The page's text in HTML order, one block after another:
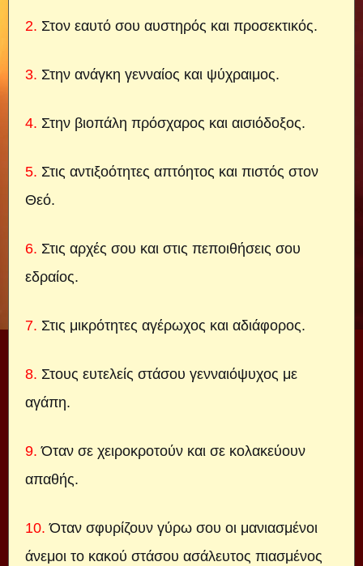
2. Στον εαυτό σου αυστηρός και προσεκτικός.
3. Στην ανάγκη γενναίος και ψύχραιμος.
4. Στην βιοπάλη πρόσχαρος και αισιόδοξος.
5. Στις αντιξοότητες απτόητος και πιστός στον
Θεό.
6. Στις αρχές σου και στις πεποιθήσεις σου
εδραίος.
7. Στις μικρότητες αγέρωχος και αδιάφορος.
8. Στους ευτελείς στάσου γενναιόψυχος με
αγάπη.
9. Όταν σε χειροκροτούν και σε κολακεύουν
απαθής.
10. Όταν σφυρίζουν γύρω σου οι μανιασμένοι
άνεμοι το κακού στάσου ασάλευτος πιασμένος